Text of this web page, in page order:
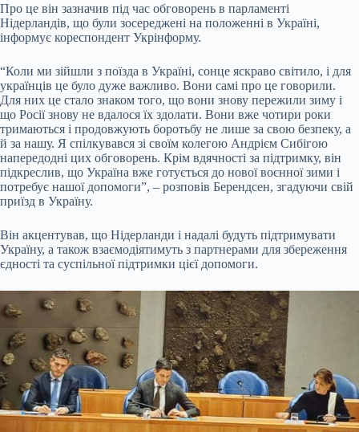
Про це він зазначив під час обговорень в парламенті
Нідерландів, що були зосереджені на положенні в Україні,
інформує кореспондент Укрінформу.
“Коли ми зійшли з поїзда в Україні, сонце яскраво світило, і для
українців це було дуже важливо. Вони самі про це говорили.
Для них це стало знаком того, що вони знову пережили зиму і
що Росії знову не вдалося їх здолати. Вони вже чотири роки
тримаються і продовжують боротьбу не лише за свою безпеку, а
й за нашу. Я спілкувався зі своїм колегою Андрієм Сибігою
напередодні цих обговорень. Крім вдячності за підтримку, він
підкреслив, що Україна вже готується до нової воєнної зими і
потребує нашої допомоги”, – розповів Берендсен, згадуючи свій
приїзд в Україну.
Він акцентував, що Нідерланди і надалі будуть підтримувати
Україну, а також взаємодіятимуть з партнерами для збереження
єдності та суспільної підтримки цієї допомоги.